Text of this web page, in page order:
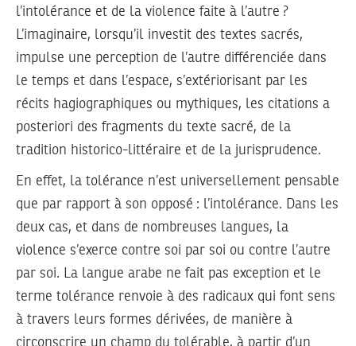
l’intolérance et de la violence faite à l’autre ?
L’imaginaire, lorsqu’il investit des textes sacrés,
impulse une perception de l’autre différenciée dans
le temps et dans l’espace, s’extériorisant par les
récits hagiographiques ou mythiques, les citations a
posteriori des fragments du texte sacré, de la
tradition historico-littéraire et de la jurisprudence.
En effet, la tolérance n’est universellement pensable
que par rapport à son opposé : l’intolérance. Dans les
deux cas, et dans de nombreuses langues, la
violence s’exerce contre soi par soi ou contre l’autre
par soi. La langue arabe ne fait pas exception et le
terme tolérance renvoie à des radicaux qui font sens
à travers leurs formes dérivées, de manière à
circonscrire un champ du tolérable, à partir d’un